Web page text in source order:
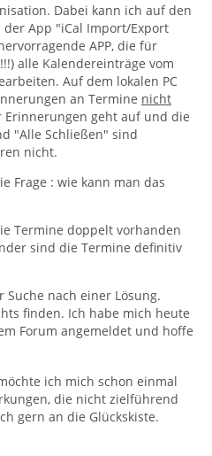
Dabei kann ich auf den
App "iCal Import/Export
APP, die für
alle Kalendereinträge vom
Auf dem lokalen PC
an Termine nicht
Erinnerungen geht auf und die
"Alle Schließen" sind
nicht.
Frage : wie kann man das
Termine doppelt vorhanden
sind die Termine definitiv
nach einer Lösung.
finden. Ich habe mich heute
Forum angemeldet und hoffe
ich mich schon einmal
die nicht zielführend
gern an die Glückskiste.